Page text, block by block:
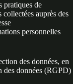
pratiques de
auprès des
personnelles
des données, en
des données (RGPD)